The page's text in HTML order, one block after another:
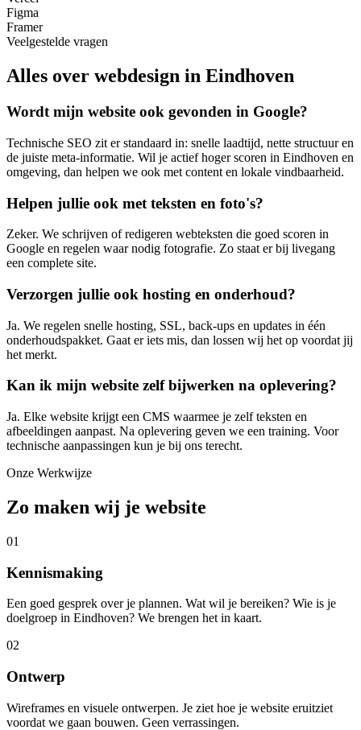
Figma
Framer
Veelgestelde vragen
Alles over webdesign in Eindhoven
Wordt mijn website ook gevonden in Google?
Technische SEO zit er standaard in: snelle laadtijd, nette structuur en
de juiste meta-informatie. Wil je actief hoger scoren in Eindhoven en
omgeving, dan helpen we ook met content en lokale vindbaarheid.
Helpen jullie ook met teksten en foto's?
Zeker. We schrijven of redigeren webteksten die goed scoren in
Google en regelen waar nodig fotografie. Zo staat er bij livegang
een complete site.
Verzorgen jullie ook hosting en onderhoud?
Ja. We regelen snelle hosting, SSL, back-ups en updates in één
onderhoudspakket. Gaat er iets mis, dan lossen wij het op voordat jij
het merkt.
Kan ik mijn website zelf bijwerken na oplevering?
Ja. Elke website krijgt een CMS waarmee je zelf teksten en
afbeeldingen aanpast. Na oplevering geven we een training. Voor
technische aanpassingen kun je bij ons terecht.
Onze Werkwijze
Zo maken wij je website
01
Kennismaking
Een goed gesprek over je plannen. Wat wil je bereiken? Wie is je
doelgroep in Eindhoven? We brengen het in kaart.
02
Ontwerp
Wireframes en visuele ontwerpen. Je ziet hoe je website eruitziet
voordat we gaan bouwen. Geen verrassingen.